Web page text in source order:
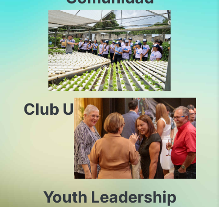
Club U
Youth Leadership